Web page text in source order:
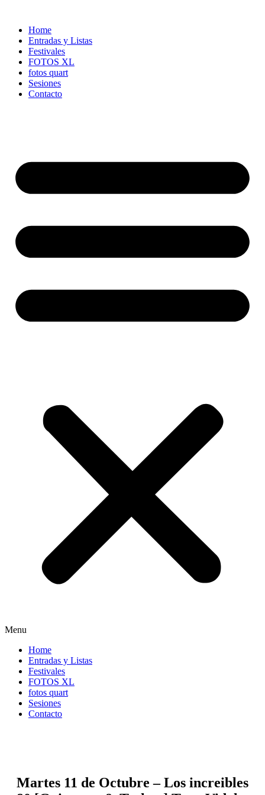
contenidoHome
Entradas y Listas
Festivales
FOTOS XL
fotos quart
Sesiones
Contacto
Menu
Home
Entradas y Listas
Festivales
FOTOS XL
fotos quart
Sesiones
Contacto
Martes 11 de Octubre – Los increibles